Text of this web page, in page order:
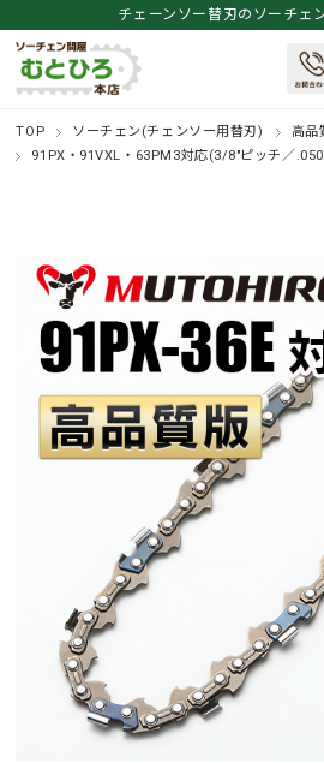
チェーンソー替刃のソーチェ
TOP ソーチェン(チェンソー用替刃)
高品
91PX・91VXL・63PM3対応(3/8"ピッチ／